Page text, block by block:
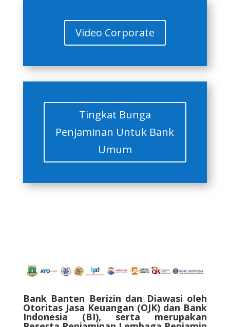
Video Corporate
Tingkat Bunga
Penjaminan Untuk Bank
Umum
Bank Banten Berizin dan Diawasi oleh
Otoritas Jasa Keuangan (OJK) dan Bank
Indonesia (BI), serta merupakan